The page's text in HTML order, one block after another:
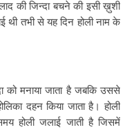
की जिन्दा बचने की इसी ख़ुशी
तभी से यह दिन होली नाम के
को मनाया जाता है जबकि उससे
दहन किया जाता है। होली
होली जलाई जाती है जिसमें